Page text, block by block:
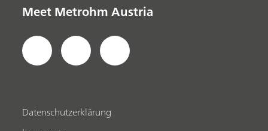
Meet Metrohm Austria
Datenschutzerklärung